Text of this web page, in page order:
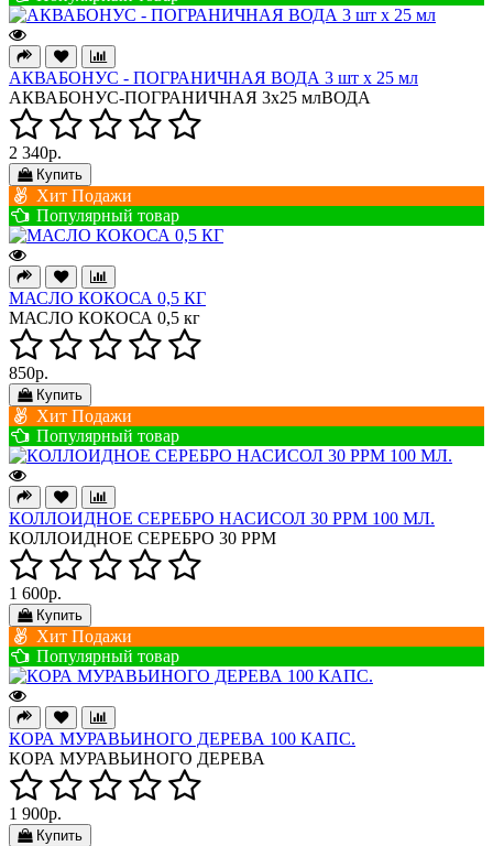
АКВАБОНУС - ПОГРАНИЧНАЯ ВОДА 3 шт х 25 мл
АКВАБОНУС-ПОГРАНИЧНАЯ 3х25 млВОДА
2 340р.
Купить
Хит Подажи
Популярный товар
МАСЛО КОКОСА 0,5 КГ
МАСЛО КОКОСА 0,5 кг
850р.
Купить
Хит Подажи
Популярный товар
КОЛЛОИДНОЕ СЕРЕБРО НАСИСОЛ 30 РРМ 100 МЛ.
КОЛЛОИДНОЕ СЕРЕБРО 30 РРМ
1 600р.
Купить
Хит Подажи
Популярный товар
КОРА МУРАВЬИНОГО ДЕРЕВА 100 КАПС.
КОРА МУРАВЬИНОГО ДЕРЕВА
1 900р.
Купить